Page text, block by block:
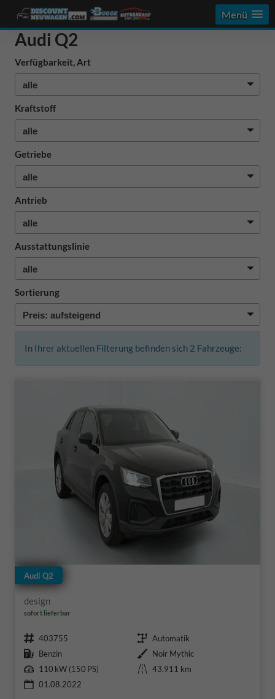
Menü
Audi Q2
Verfügbarkeit, Art
Kraftstoff
Getriebe
Antrieb
Ausstattungslinie
Sortierung
In Ihrer aktuellen Filterung befinden sich 2 Fahrzeuge:
Audi Q2
design
sofort lieferbar
Fahrzeugnr. 403755 Getriebe Automatik
Kraftstoff Benzin Außenfarbe Noir Mythic
Leistung 110 kW (150 PS) Kilometerstand
43.911 km
01.08.2022